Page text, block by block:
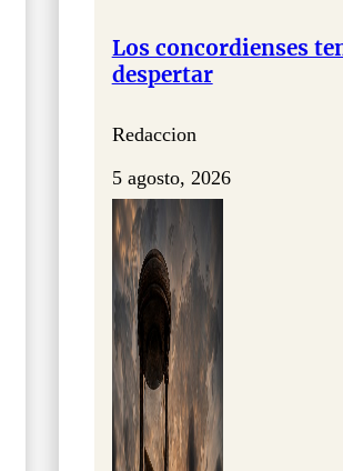
Los concordienses
despertar
Redaccion
5 agosto, 2026